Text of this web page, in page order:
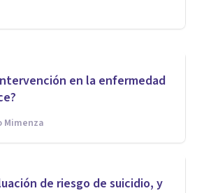
en la enfermedad
Mimenza
de riesgo de suicidio, y